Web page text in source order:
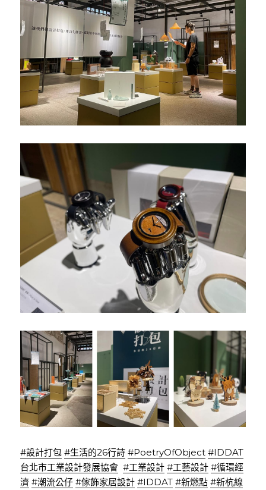
#設計打包 #生活的26行詩 #PoetryOfObject #IDDAT
台北市工業設計發展協會 #工業設計 #工藝設計 #循環經
濟 #潮流公仔 #傢飾家居設計 #IDDAT #新燃點 #新杭線